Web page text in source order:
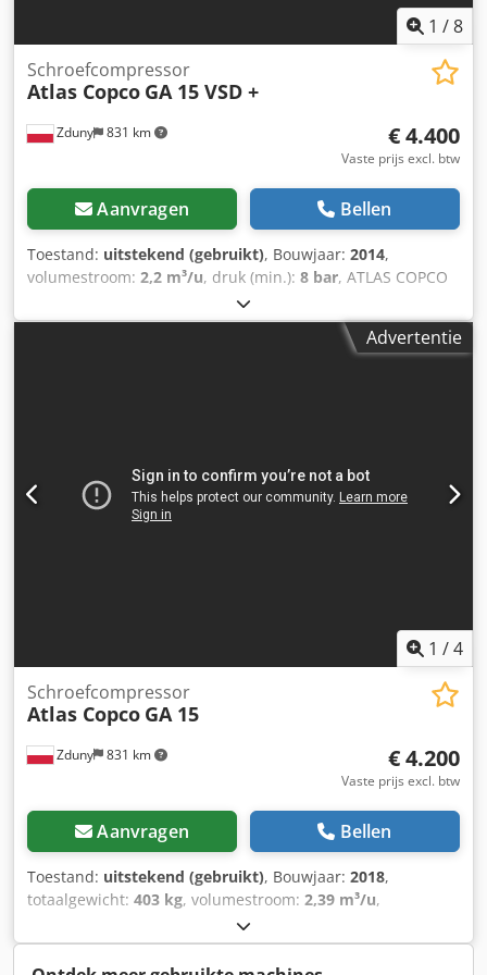
1 /8
Zduny 831 km
Schroefcompressor
Atlas Copco GA 15 VSD +
€ 4.400
Vaste prijs excl. btw
Aanvragen Bellen
Toestand: uitstekend (gebruikt), Bouwjaar: 2014,
volumestroom: 2,2 m³/u, druk (min.): 8 bar, ATLAS COPCO
GA 15 VSD+ schroefcompressor Variabel toerental
(frequentieregelaar) Dedpfeytyd Uex Ailewa Motor 15 kW
Capaciteit 2,51 m3/min Druk 13 bar Bouwjaar 2014Advertentie
1 /4
Zduny 831 km
Schroefcompressor
Atlas Copco GA 15
€ 4.200
Vaste prijs excl. btw
Aanvragen Bellen
Toestand: uitstekend (gebruikt), Bouwjaar: 2018,
totaalgewicht: 403 kg, volumestroom: 2,39 m³/u,
, ingangsspanning:
COPCO GA 15 schroefcompressor Motorvermogen: 15 kW
Capaciteit: 2,39 m³/min Dwjdpfxeyfw Sgs Ailea Druk: 10 bar